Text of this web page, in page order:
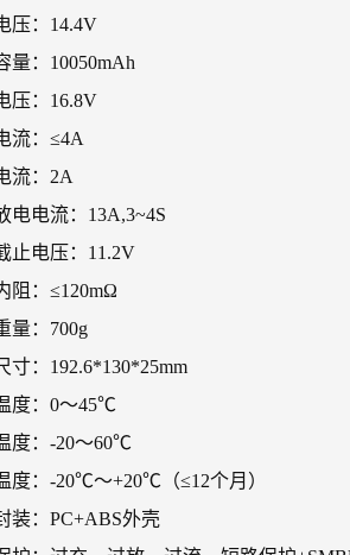
压：14.4V
量：10050mAh
压：16.8V
流：≤4A
流：2A
电电流：13A,3~4S
止电压：11.2V
阻：≤120mΩ
量：700g
寸：192.6*130*25mm
度：0～45℃
度：-20～60℃
度：-20℃～+20℃（≤12个月）
装：PC+ABS外壳